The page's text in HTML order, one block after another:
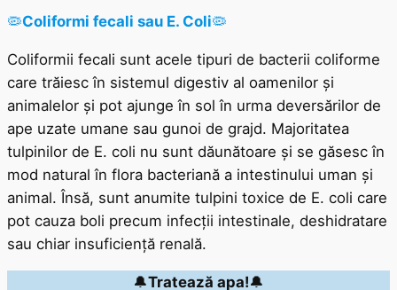
🦠Coliformi fecali sau E. Coli🦠
Coliformii fecali sunt acele tipuri de bacterii coliforme
care trăiesc în sistemul digestiv al oamenilor și
animalelor și pot ajunge în sol în urma deversărilor de
ape uzate umane sau gunoi de grajd. Majoritatea
tulpinilor de E. coli nu sunt dăunătoare și se găsesc în
mod natural în flora bacteriană a intestinului uman și
animal. Însă, sunt anumite tulpini toxice de E. coli care
pot cauza boli precum infecții intestinale, deshidratare
sau chiar insuficiență renală.
🔔Tratează apa!🔔